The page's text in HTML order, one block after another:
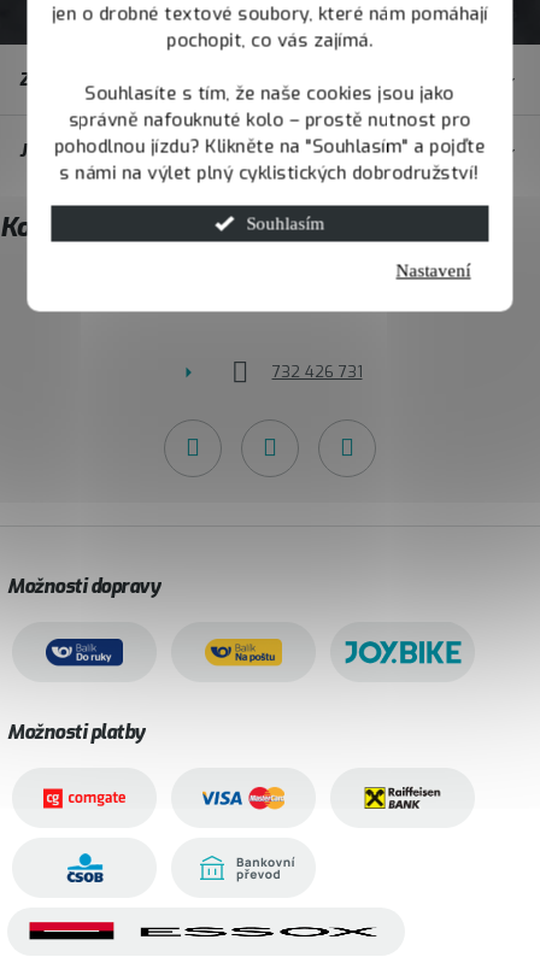
jen o drobné textové soubory, které nám pomáhají
pochopit, co vás zajímá.
Souhlasíte s tím, že naše cookies jsou jako
správně nafouknuté kolo – prostě nutnost pro
pohodlnou jízdu? Klikněte na "Souhlasím" a pojďte
s námi na výlet plný cyklistických dobrodružství!
Souhlasím
Nastavení
t
í
Zákaznický servis
JOY.BIKE
Kontakt
732 426 731
Možnosti dopravy
Možnosti platby